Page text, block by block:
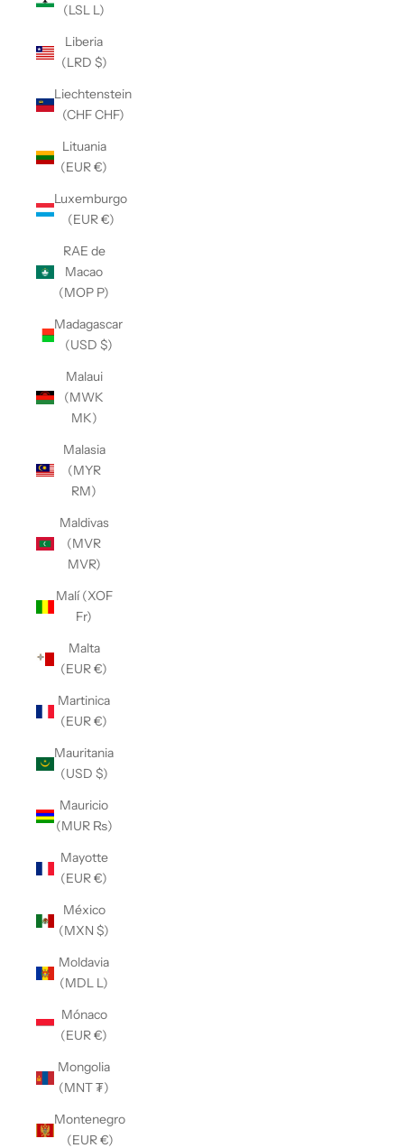
(LSL L)
Liberia
(LRD $)
Liechtenstein
(CHF CHF)
Lituania
(EUR €)
Luxemburgo
(EUR €)
RAE de
Macao
(MOP P)
Madagascar
(USD $)
Malaui
(MWK
MK)
Malasia
(MYR
RM)
Maldivas
(MVR
MVR)
Malí (XOF
Fr)
Malta
(EUR €)
Martinica
(EUR €)
Mauritania
(USD $)
Mauricio
(MUR ₨)
Mayotte
(EUR €)
México
(MXN $)
Moldavia
(MDL L)
Mónaco
(EUR €)
Mongolia
(MNT ₮)
Montenegro
(EUR €)